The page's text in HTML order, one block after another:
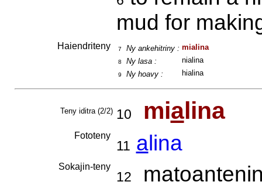
mud for
Haiendriteny 7 Ny ankehitriny : mialina
8 Ny lasa : nialina
9 Ny hoavy : hialina
Teny iditra (2/2) 10 mialina
Fototeny
11 alina
Sokajin-teny
12